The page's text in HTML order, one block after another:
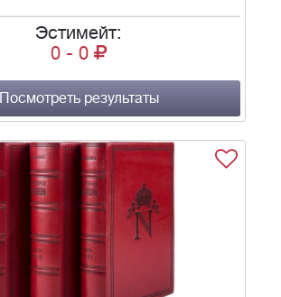
Эстимейт:
0 - 0
Посмотреть результаты